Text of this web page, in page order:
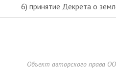
6) принятие Декрета о
Объект авторского права